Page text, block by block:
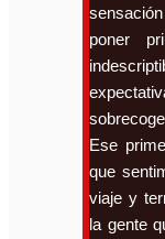
poner
Ese
que
viaje y
la gente